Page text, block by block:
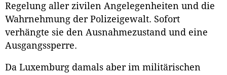
Regelung aller zivilen Angelegenheiten und die
Wahrnehmung der Polizeigewalt. Sofort
verhängte sie den Ausnahmezustand und eine
Ausgangssperre.
Da Luxemburg damals aber im militärischen